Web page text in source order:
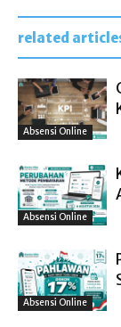
related
Absensi Online
Absensi Online
Absensi Online